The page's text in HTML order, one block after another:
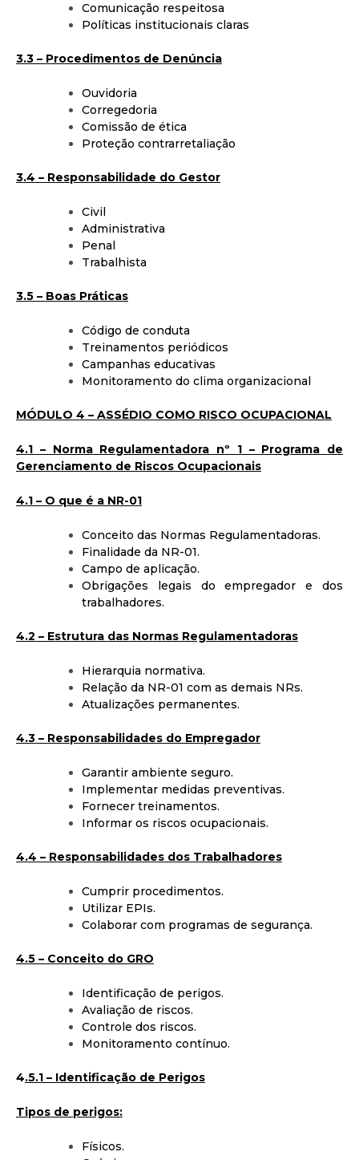
Comunicação respeitosa
Políticas institucionais claras
3.3 – Procedimentos de Denúncia
Ouvidoria
Corregedoria
Comissão de ética
Proteção contrarretaliação
3.4 – Responsabilidade do Gestor
Civil
Administrativa
Penal
Trabalhista
3.5 – Boas Práticas
Código de conduta
Treinamentos periódicos
Campanhas educativas
Monitoramento do clima organizacional
MÓDULO 4 – ASSÉDIO COMO RISCO OCUPACIONAL
4.1 – Norma Regulamentadora nº 1 – Programa de
Gerenciamento de Riscos Ocupacionais
4.1 – O que é a NR-01
Conceito das Normas Regulamentadoras.
Finalidade da NR-01.
Campo de aplicação.
Obrigações legais do empregador e dos
trabalhadores.
4.2 – Estrutura das Normas Regulamentadoras
Hierarquia normativa.
Relação da NR-01 com as demais NRs.
Atualizações permanentes.
4.3 – Responsabilidades do Empregador
Garantir ambiente seguro.
Implementar medidas preventivas.
Fornecer treinamentos.
Informar os riscos ocupacionais.
4.4 – Responsabilidades dos Trabalhadores
Cumprir procedimentos.
Utilizar EPIs.
Colaborar com programas de segurança.
4.5 – Conceito do GRO
Identificação de perigos.
Avaliação de riscos.
Controle dos riscos.
Monitoramento contínuo.
4.5.1 – Identificação de Perigos
Tipos de perigos:
Físicos.